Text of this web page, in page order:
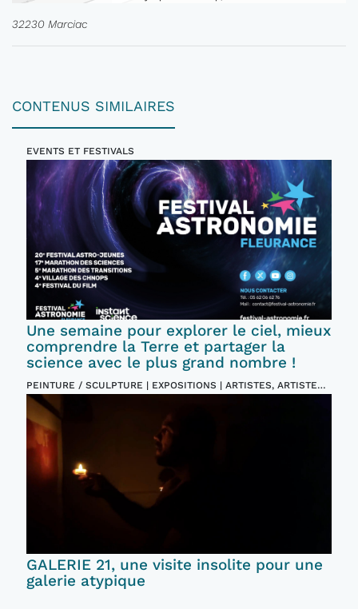
32230 Marciac
CONTENUS SIMILAIRES
EVENTS ET FESTIVALS
Une semaine pour explorer le ciel, mieux
comprendre la Terre et partager la
science avec le plus grand nombre !
PEINTURE / SCULPTURE | EXPOSITIONS | ARTISTES, ARTISTES
PLASTICIENS | EVENTS ET FESTIVALS
GALERIE 21, une visite insolite pour une
galerie atypique